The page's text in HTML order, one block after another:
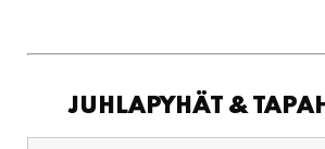
PALVELEMME KLO 11-19,
VIIMEISET TILAUKSET